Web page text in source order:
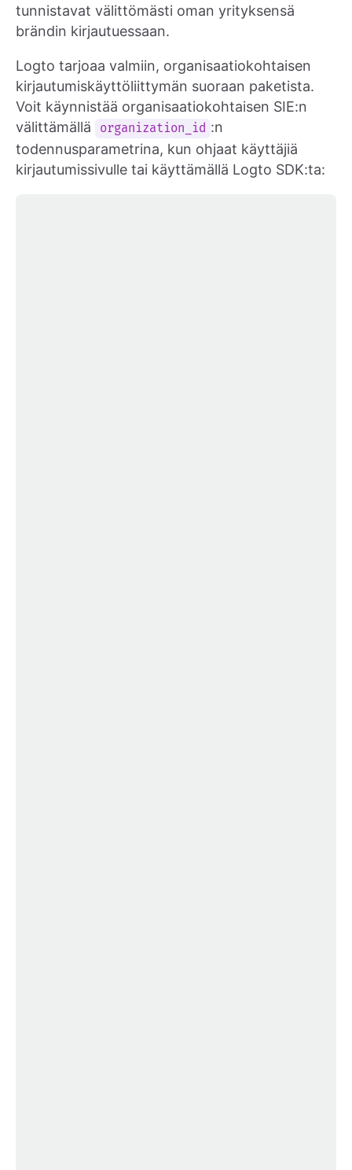
tunnistavat välittömästi oman yrityksensä
brändin kirjautuessaan.
Logto tarjoaa valmiin, organisaatiokohtaisen
kirjautumiskäyttöliittymän suoraan paketista.
Voit käynnistää organisaatiokohtaisen SIE:n
välittämällä
organization_id :n
todennusparametrina, kun ohjaat käyttäjiä
kirjautumissivulle tai käyttämällä Logto SDK:ta: